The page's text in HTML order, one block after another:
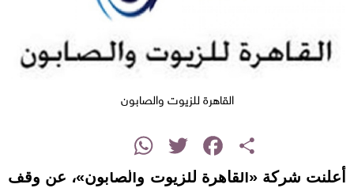
القاهرة للزيوت والصابون
Share
Facebook
Twitter
WhatsApp
أعلنت شركة «القاهرة للزيوت والصابون»، عن وقف